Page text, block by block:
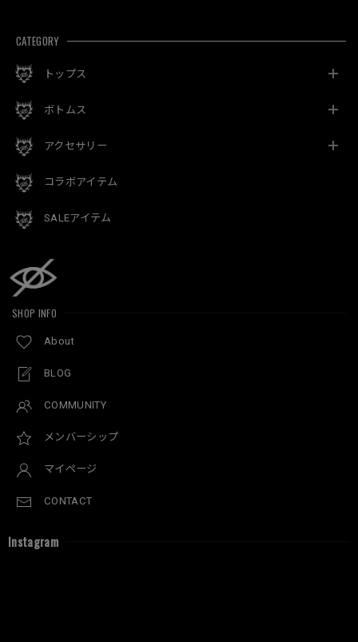
CATEGORY
トップス
ボトムス
アクセサリー
コラボアイテム
SALEアイテム
SHOP INFO
About
BLOG
COMMUNITY
メンバーシップ
マイページ
CONTACT
Instagram